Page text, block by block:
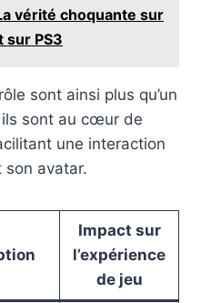
vérité choquante sur
sur PS3
sont ainsi plus qu’un
sont au cœur de
une interaction
son avatar.
Impact sur
l’expérience
de jeu